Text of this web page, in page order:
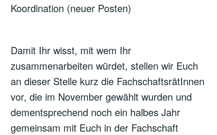
Koordination (neuer Posten)
Damit Ihr wisst, mit wem Ihr
zusammenarbeiten würdet, stellen wir Euch
an dieser Stelle kurz die FachschaftsrätInnen
vor, die im November gewählt wurden und
dementsprechend noch ein halbes Jahr
gemeinsam mit Euch in der Fachschaft